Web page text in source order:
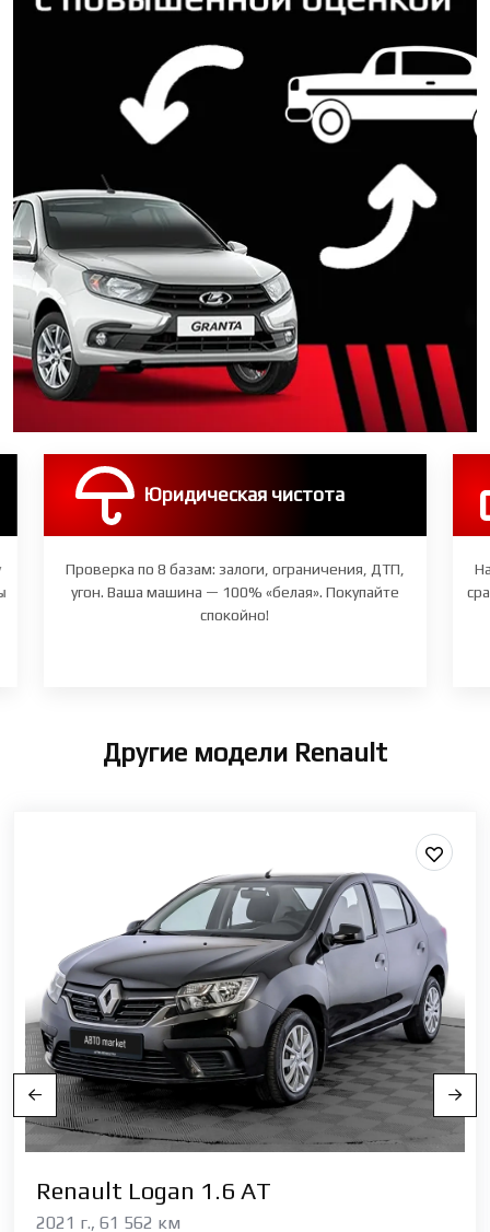
Юридическая чистота
Проверка по 8 базам: залоги, ограничения, ДТП,
угон. Ваша машина — 100% «белая». Покупайте
спокойно!
Другие модели Renault
Renault Logan 1.6 АТ
2021 г., 61 562 км